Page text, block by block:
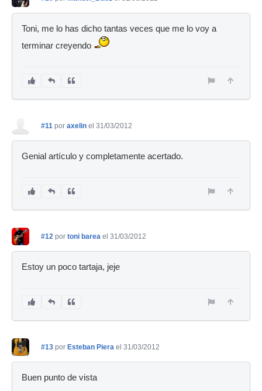
Toni, me lo has dicho tantas veces que me lo voy a
terminar creyendo
#11 por axelin el 31/03/2012
Genial artículo y completamente acertado.
#12 por toni barea el 31/03/2012
Estoy un poco tartaja, jeje
#13 por Esteban Piera el 31/03/2012
Buen punto de vista